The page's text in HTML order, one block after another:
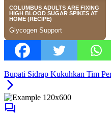
Bupati Sidrap Kukuhkan Tim